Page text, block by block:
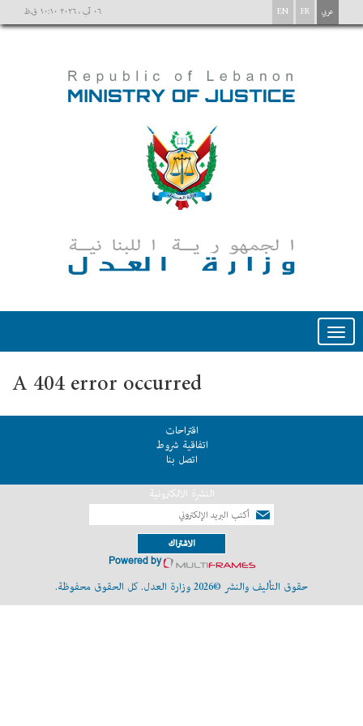
٠٦ آب ، ٢٠٢٦ ١٠:١٠ ق.ظ EN FR عربي
Toggle
A 404 error occurred
اقتراحات
اتفاقية شروط
اتصل بنا
النشرة الالكترونية
الاشتراك
Powered by
حقوق التأليف والنشر ©2026 وزارة العدل. كل الحقوق محفوظة.